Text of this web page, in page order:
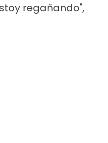
regañando",